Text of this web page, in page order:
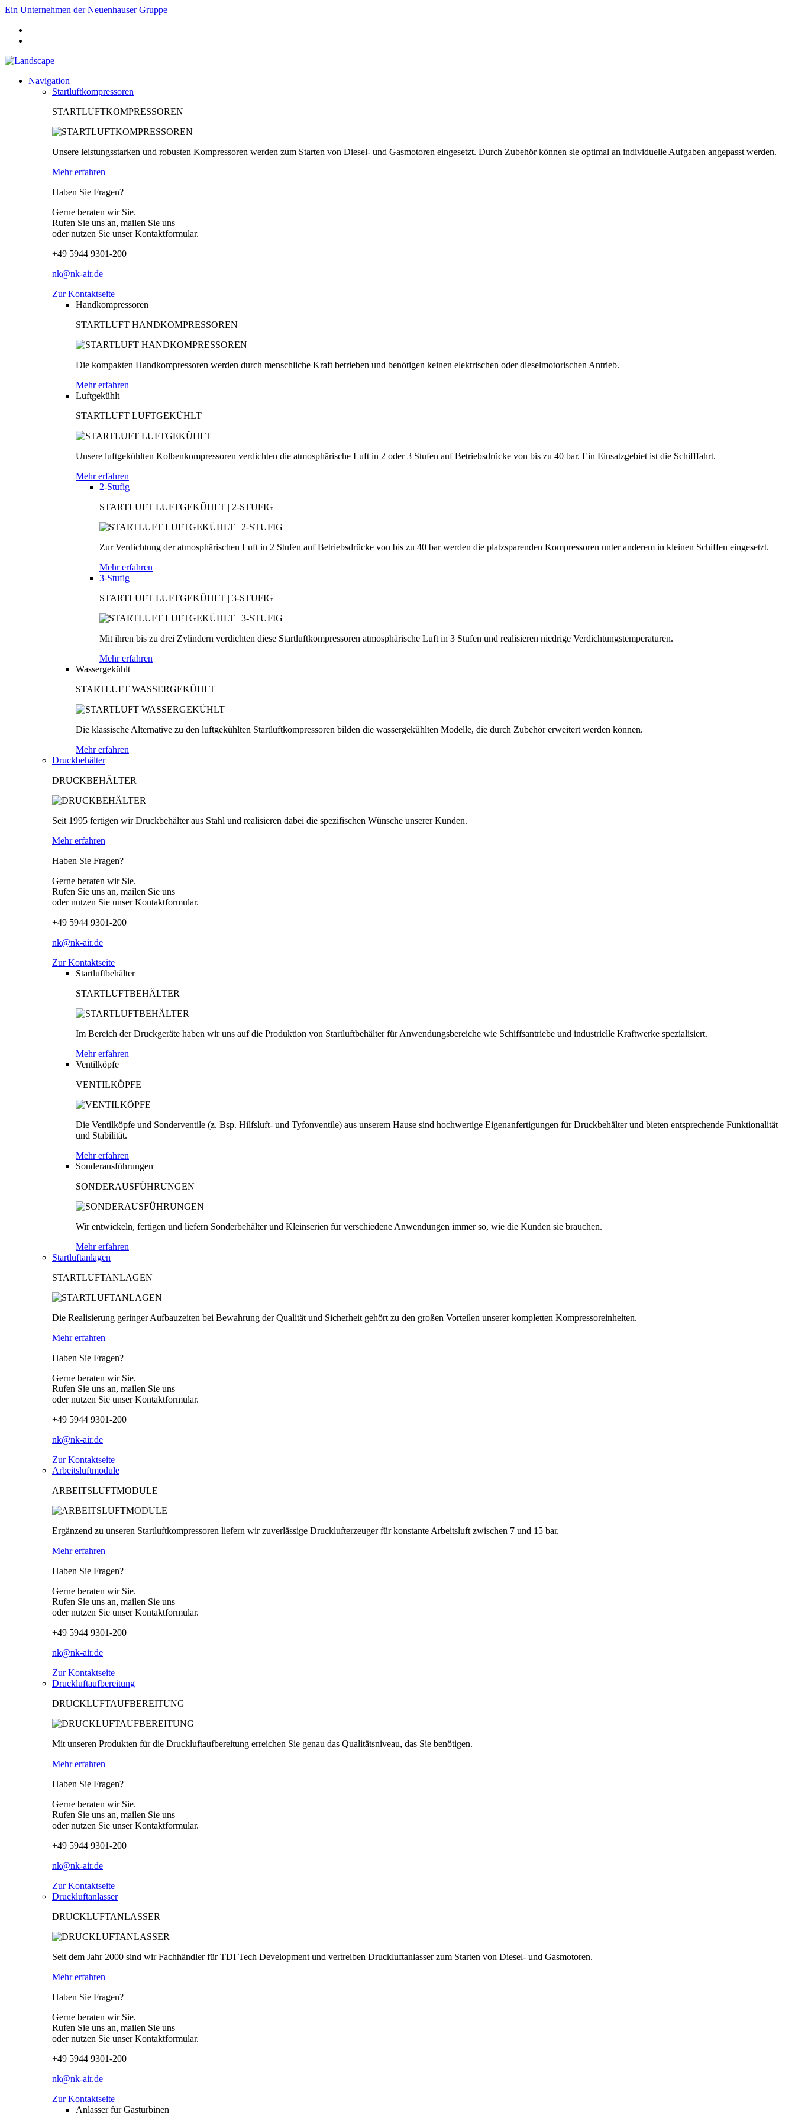
Ein Unternehmen der Neuenhauser Gruppe
Navigation
Startluftkompressoren
STARTLUFTKOMPRESSOREN
Unsere leistungsstarken und robusten Kompressoren werden zum Starten von Diesel- und Gasmotoren eingesetzt. Durch Zubehör können sie optimal an individuelle Aufgaben angepasst werden.
Mehr erfahren
Haben Sie Fragen?
Gerne beraten wir Sie.
Rufen Sie uns an, mailen Sie uns
oder nutzen Sie unser Kontaktformular.
+49 5944 9301-200
nk@nk-air.de
Zur Kontaktseite
Handkompressoren
STARTLUFT HANDKOMPRESSOREN
Die kompakten Handkompressoren werden durch menschliche Kraft betrieben und benötigen keinen elektrischen oder dieselmotorischen Antrieb.
Mehr erfahren
Luftgekühlt
STARTLUFT LUFTGEKÜHLT
Unsere luftgekühlten Kolbenkompressoren verdichten die atmosphärische Luft in 2 oder 3 Stufen auf Betriebsdrücke von bis zu 40 bar. Ein Einsatzgebiet ist die Schifffahrt.
Mehr erfahren
2-Stufig
STARTLUFT LUFTGEKÜHLT | 2-STUFIG
Zur Verdichtung der atmosphärischen Luft in 2 Stufen auf Betriebsdrücke von bis zu 40 bar werden die platzsparenden Kompressoren unter anderem in kleinen Schiffen eingesetzt.
Mehr erfahren
3-Stufig
STARTLUFT LUFTGEKÜHLT | 3-STUFIG
Mit ihren bis zu drei Zylindern verdichten diese Startluftkompressoren atmosphärische Luft in 3 Stufen und realisieren niedrige Verdichtungstemperaturen.
Mehr erfahren
Wassergekühlt
STARTLUFT WASSERGEKÜHLT
Die klassische Alternative zu den luftgekühlten Startluftkompressoren bilden die wassergekühlten Modelle, die durch Zubehör erweitert werden können.
Mehr erfahren
Druckbehälter
DRUCKBEHÄLTER
Seit 1995 fertigen wir Druckbehälter aus Stahl und realisieren dabei die spezifischen Wünsche unserer Kunden.
Mehr erfahren
Haben Sie Fragen?
Gerne beraten wir Sie.
Rufen Sie uns an, mailen Sie uns
oder nutzen Sie unser Kontaktformular.
+49 5944 9301-200
nk@nk-air.de
Zur Kontaktseite
Startluftbehälter
STARTLUFTBEHÄLTER
Im Bereich der Druckgeräte haben wir uns auf die Produktion von Startluftbehälter für Anwendungsbereiche wie Schiffsantriebe und industrielle Kraftwerke spezialisiert.
Mehr erfahren
Ventilköpfe
VENTILKÖPFE
Die Ventilköpfe und Sonderventile (z. Bsp. Hilfsluft- und Tyfonventile) aus unserem Hause sind hochwertige Eigenanfertigungen für Druckbehälter und bieten entsprechende Funktionalität
und Stabilität.
Mehr erfahren
Sonderausführungen
SONDERAUSFÜHRUNGEN
Wir entwickeln, fertigen und liefern Sonderbehälter und Kleinserien für verschiedene Anwendungen immer so, wie die Kunden sie brauchen.
Mehr erfahren
Startluftanlagen
STARTLUFTANLAGEN
Die Realisierung geringer Aufbauzeiten bei Bewahrung der Qualität und Sicherheit gehört zu den großen Vorteilen unserer kompletten Kompressoreinheiten.
Mehr erfahren
Haben Sie Fragen?
Gerne beraten wir Sie.
Rufen Sie uns an, mailen Sie uns
oder nutzen Sie unser Kontaktformular.
+49 5944 9301-200
nk@nk-air.de
Zur Kontaktseite
Arbeitsluftmodule
ARBEITSLUFTMODULE
Ergänzend zu unseren Startluftkompressoren liefern wir zuverlässige Drucklufterzeuger für konstante Arbeitsluft zwischen 7 und 15 bar.
Mehr erfahren
Haben Sie Fragen?
Gerne beraten wir Sie.
Rufen Sie uns an, mailen Sie uns
oder nutzen Sie unser Kontaktformular.
+49 5944 9301-200
nk@nk-air.de
Zur Kontaktseite
Druckluftaufbereitung
DRUCKLUFTAUFBEREITUNG
Mit unseren Produkten für die Druckluftaufbereitung erreichen Sie genau das Qualitätsniveau, das Sie benötigen.
Mehr erfahren
Haben Sie Fragen?
Gerne beraten wir Sie.
Rufen Sie uns an, mailen Sie uns
oder nutzen Sie unser Kontaktformular.
+49 5944 9301-200
nk@nk-air.de
Zur Kontaktseite
Druckluftanlasser
DRUCKLUFTANLASSER
Seit dem Jahr 2000 sind wir Fachhändler für TDI Tech Development und vertreiben Druckluftanlasser zum Starten von Diesel- und Gasmotoren.
Mehr erfahren
Haben Sie Fragen?
Gerne beraten wir Sie.
Rufen Sie uns an, mailen Sie uns
oder nutzen Sie unser Kontaktformular.
+49 5944 9301-200
nk@nk-air.de
Zur Kontaktseite
Anlasser für Gasturbinen